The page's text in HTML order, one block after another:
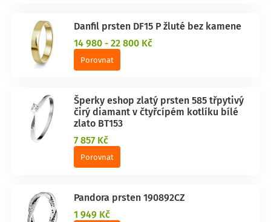
Danfil prsten DF15 P žluté bez kamene
14 980 - 22 800 Kč
Porovnat
Šperky eshop zlatý prsten 585 třpytivý
čirý diamant v čtyřcípém kotlíku bílé
zlato BT153
7 857 Kč
Porovnat
Pandora prsten 190892CZ
1 949 Kč